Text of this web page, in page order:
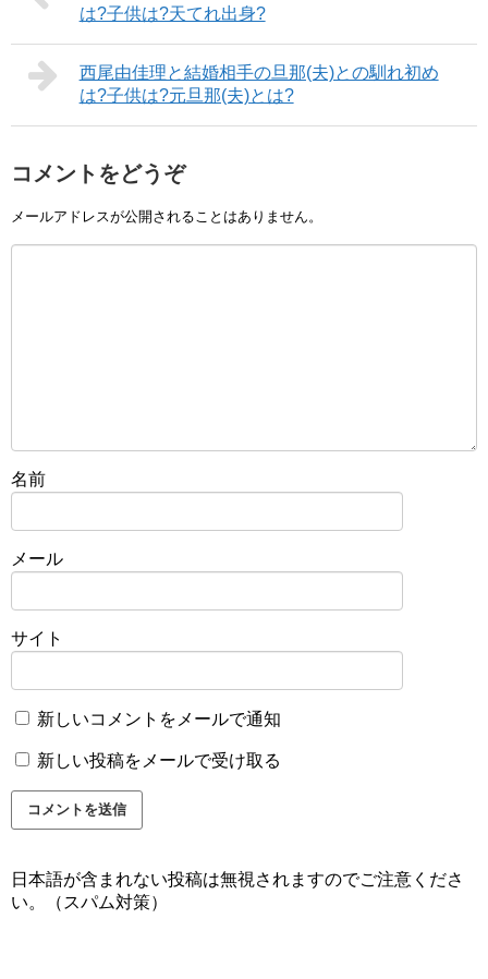
は?子供は?天てれ出身?
西尾由佳理と結婚相手の旦那(夫)との馴れ初め
は?子供は?元旦那(夫)とは?
コメントをどうぞ
メールアドレスが公開されることはありません。
名前
メール
サイト
新しいコメントをメールで通知
新しい投稿をメールで受け取る
日本語が含まれない投稿は無視されますのでご注意くださ
い。（スパム対策）